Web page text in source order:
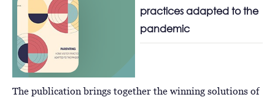
practices adapted to the
pandemic
The publication brings together the winning solutions of